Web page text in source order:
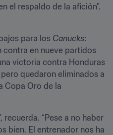
el respaldo de la afición”.
para los Canucks:
contra en nueve partidos
victoria contra Honduras
quedaron eliminados a
Copa Oro de la
recuerda. “Pese a no haber
bien. El entrenador nos ha